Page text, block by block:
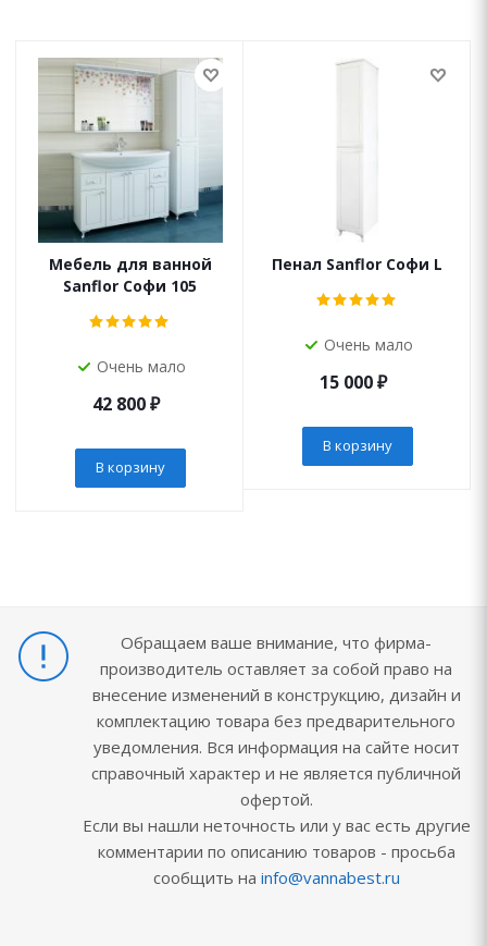
Мебель для ванной
Sanflor Софи 105
Очень мало
42 800₽
В корзину
Пенал Sanflor Софи L
Очень мало
15 000₽
В корзину
Обращаем ваше внимание, что фирма-
производитель оставляет за собой право на
внесение изменений в конструкцию, дизайн и
комплектацию товара без предварительного
уведомления. Вся информация на сайте носит
справочный характер и не является публичной
офертой.
Если вы нашли неточность или у вас есть другие
комментарии по описанию товаров - просьба
сообщить на info@vannabest.ru